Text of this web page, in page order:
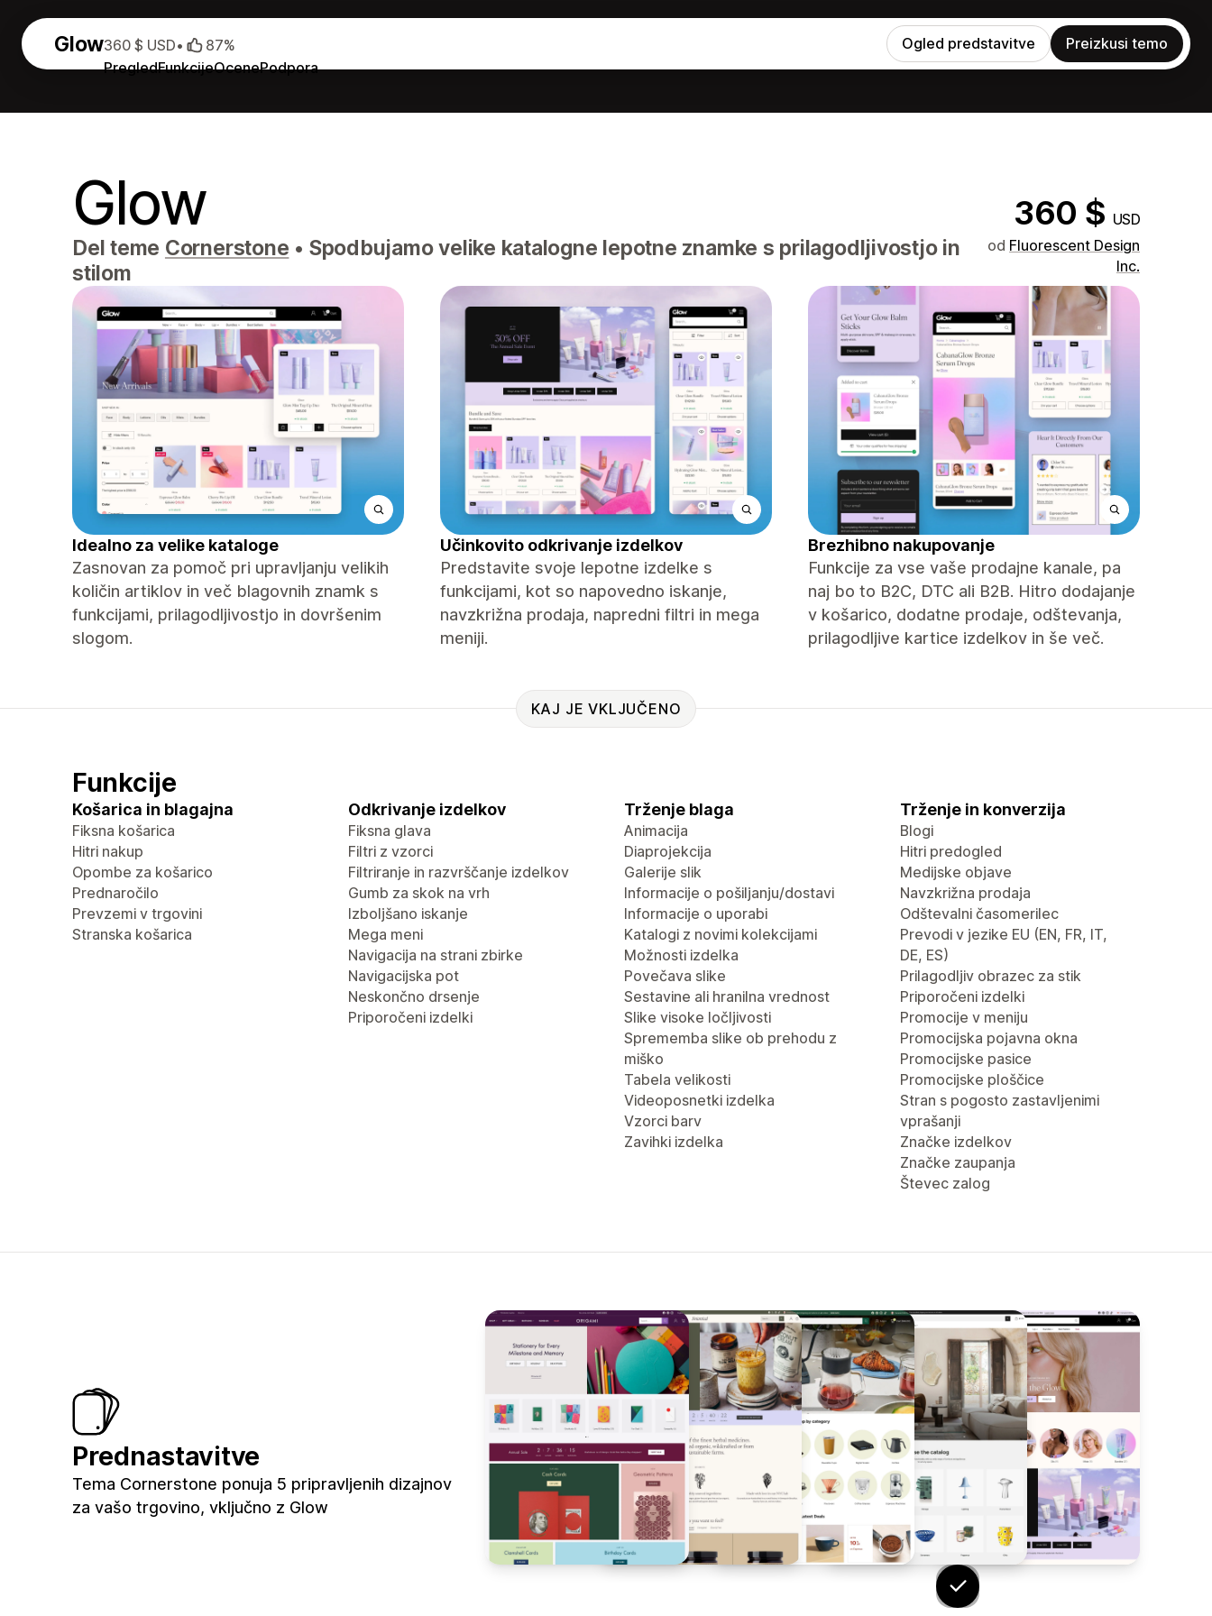
Glow
PregledFunkcijeOcenePodpora
360 $ USD• 87% Ogled predstavitve Preizkusi temo
Glow 360 $ USD
Del teme Cornerstone • Spodbujamo velike katalogne lepotne znamke s prilagodljivostjo in
stilom
od Fluorescent Design
Inc.
Idealno za velike kataloge
Zasnovan za pomoč pri upravljanju velikih
količin artiklov in več blagovnih znamk s
funkcijami, prilagodljivostjo in dovršenim
slogom.
Učinkovito odkrivanje izdelkov
Predstavite svoje lepotne izdelke s
funkcijami, kot so napovedno iskanje,
navzkrižna prodaja, napredni filtri in mega
meniji.
Brezhibno nakupovanje
Funkcije za vse vaše prodajne kanale, pa
naj bo to B2C, DTC ali B2B. Hitro dodajanje
v košarico, dodatne prodaje, odštevanja,
prilagodljive kartice izdelkov in še več.
KAJ JE VKLJUČENO
Funkcije
Košarica in blagajna
Fiksna košarica
Hitri nakup
Opombe za košarico
Prednaročilo
Prevzemi v trgovini
Stranska košarica
Odkrivanje izdelkov
Fiksna glava
Filtri z vzorci
Filtriranje in razvrščanje izdelkov
Gumb za skok na vrh
Izboljšano iskanje
Mega meni
Navigacija na strani zbirke
Navigacijska pot
Neskončno drsenje
Priporočeni izdelki
Trženje blaga
Animacija
Diaprojekcija
Galerije slik
Informacije o pošiljanju/dostavi
Informacije o uporabi
Katalogi z novimi kolekcijami
Možnosti izdelka
Povečava slike
Sestavine ali hranilna vrednost
Slike visoke ločljivosti
Sprememba slike ob prehodu z
miško
Tabela velikosti
Videoposnetki izdelka
Vzorci barv
Zavihki izdelka
Trženje in konverzija
Blogi
Hitri predogled
Medijske objave
Navzkrižna prodaja
Odštevalni časomerilec
Prevodi v jezike EU (EN, FR, IT,
DE, ES)
Prilagodljiv obrazec za stik
Priporočeni izdelki
Promocije v meniju
Promocijska pojavna okna
Promocijske pasice
Promocijske ploščice
Stran s pogosto zastavljenimi
vprašanji
Značke izdelkov
Značke zaupanja
Števec zalog
Prednastavitve
Tema Cornerstone ponuja 5 pripravljenih dizajnov
za vašo trgovino, vključno z Glow